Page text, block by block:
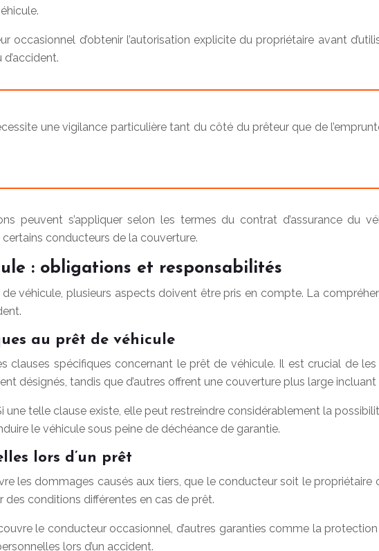
d’obtenir l’autorisation explicite du propriétaire avant
une vigilance particulière tant du côté du prêteur que de
peuvent s’appliquer selon les termes du contrat d’assurance du
conducteurs de la couverture.
: obligations et responsabilités
de véhicule, plusieurs aspects doivent être pris en compte. La
au prêt de véhicule
clauses spécifiques concernant le prêt de véhicule. Il est crucial de
désignés, tandis que d’autres offrent une couverture plus large
une telle clause existe, elle peut restreindre considérablement la
le véhicule sous peine de déchéance de garantie.
lors d’un prêt
les dommages causés aux tiers, que le conducteur soit le propriétaire
conditions différentes en cas de prêt.
le conducteur occasionnel, d’autres garanties comme la
lors d’un accident.